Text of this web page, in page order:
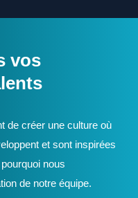
vos
de créer une culture où
et sont inspirées
nous
de notre équipe.